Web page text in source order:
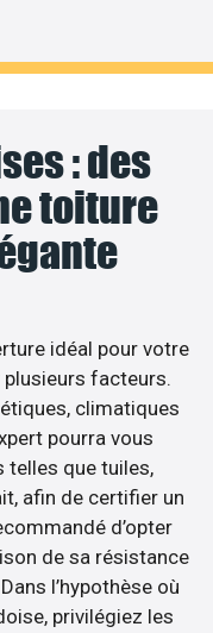
: des
toiture
idéal pour votre
facteurs.
climatiques
pourra vous
que tuiles,
afin de certifier un
d’opter
de sa résistance
l’hypothèse où
privilégiez les